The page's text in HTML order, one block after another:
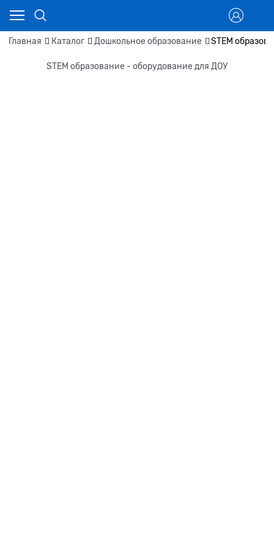
Главная Каталог Дошкольное образование STEM
STEM образование - оборудование для ДОУ